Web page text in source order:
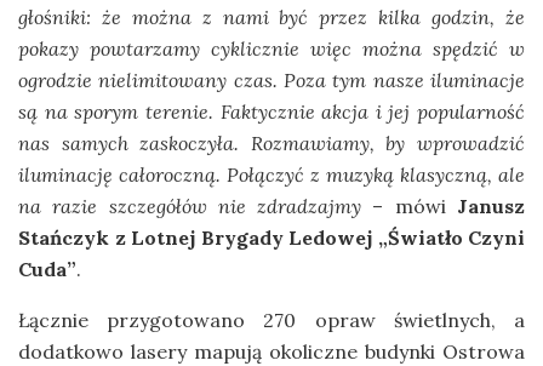
głośniki: że można z nami być przez kilka godzin, że
pokazy powtarzamy cyklicznie więc można spędzić w
ogrodzie nielimitowany czas. Poza tym nasze iluminacje
są na sporym terenie. Faktycznie akcja i jej popularność
nas samych zaskoczyła. Rozmawiamy, by wprowadzić
iluminację całoroczną. Połączyć z muzyką klasyczną, ale
na razie szczegółów nie zdradzajmy – mówi Janusz
Stańczyk z Lotnej Brygady Ledowej „Światło Czyni
Cuda”.
Łącznie przygotowano 270 opraw świetlnych, a
dodatkowo lasery mapują okoliczne budynki Ostrowa